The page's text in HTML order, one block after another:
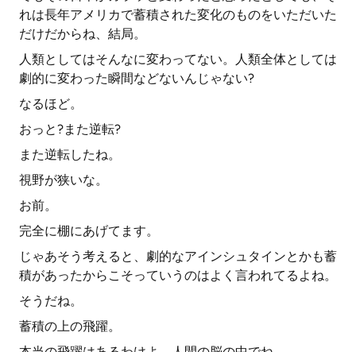
れは長年アメリカで蓄積された変化のものをいただいた
だけだからね、結局。
人類としてはそんなに変わってない。人類全体としては
劇的に変わった瞬間などないんじゃない?
なるほど。
おっと?また逆転?
また逆転したね。
視野が狭いな。
お前。
完全に棚にあげてます。
じゃあそう考えると、劇的なアインシュタインとかも蓄
積があったからこそっていうのはよく言われてるよね。
そうだね。
蓄積の上の飛躍。